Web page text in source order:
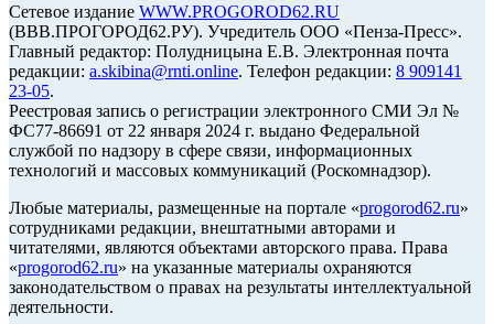
Сетевое издание WWW.PROGOROD62.RU
(ВВВ.ПРОГОРОД62.РУ). Учредитель ООО «Пенза-Пресс».
Главный редактор: Полудницына Е.В. Электронная почта
редакции: a.skibina@rnti.online. Телефон редакции: 8 909141
23-05.
Реестровая запись о регистрации электронного СМИ Эл №
ФС77-86691 от 22 января 2024 г. выдано Федеральной
службой по надзору в сфере связи, информационных
технологий и массовых коммуникаций (Роскомнадзор).
Любые материалы, размещенные на портале «progorod62.ru»
сотрудниками редакции, внештатными авторами и
читателями, являются объектами авторского права. Права
«progorod62.ru» на указанные материалы охраняются
законодательством о правах на результаты интеллектуальной
деятельности.